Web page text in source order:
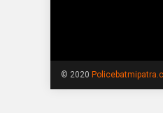
© 2020